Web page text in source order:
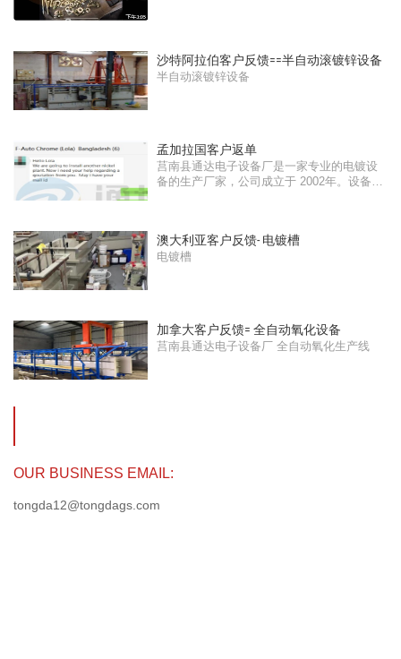
沙特阿拉伯客户反馈==半自动滚镀锌设备
半自动滚镀锌设备
孟加拉国客户返单
莒南县通达电子设备厂是一家专业的电镀设
备的生产厂家，公司成立于 2002年。设备出
澳大利亚客户反馈- 电镀槽
电镀槽
加拿大客户反馈= 全自动氧化设备
莒南县通达电子设备厂 全自动氧化生产线
OUR BUSINESS EMAIL:
tongda12@tongdags.com